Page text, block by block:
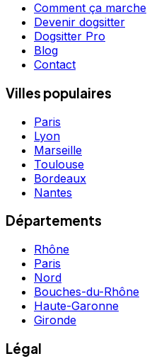
Comment ça marche
Devenir dogsitter
Dogsitter Pro
Blog
Contact
Villes populaires
Paris
Lyon
Marseille
Toulouse
Bordeaux
Nantes
Départements
Rhône
Paris
Nord
Bouches-du-Rhône
Haute-Garonne
Gironde
Légal